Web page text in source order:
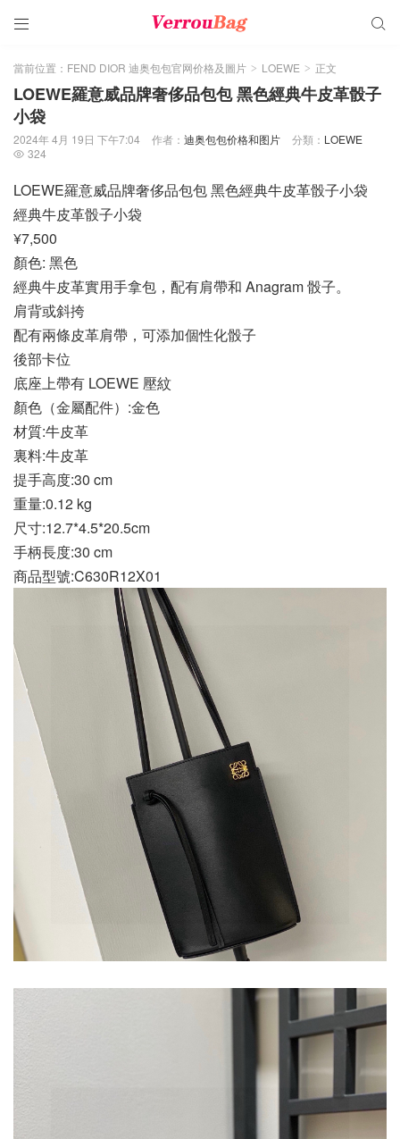
 
當前位置： FEND DIOR 迪奥包包官网价格及圖片 > LOEWE > 正文
LOEWE羅意威品牌奢侈品包包 黑色經典牛皮革骰子
小袋
2024年 4月 19日 下午7:04 作者： 迪奥包包价格和图片 分類： LOEWE
 324
LOEWE羅意威品牌奢侈品包包 黑色經典牛皮革骰子小袋
經典牛皮革骰子小袋
¥7,500
顏色: 黑色
經典牛皮革實用手拿包，配有肩帶和 Anagram 骰子。
肩背或斜挎
配有兩條皮革肩帶，可添加個性化骰子
後部卡位
底座上帶有 LOEWE 壓紋
顏色（金屬配件）:金色
材質:牛皮革
裏料:牛皮革
提手高度:30 cm
重量:0.12 kg
尺寸:12.7*4.5*20.5cm
手柄長度:30 cm
商品型號:C630R12X01